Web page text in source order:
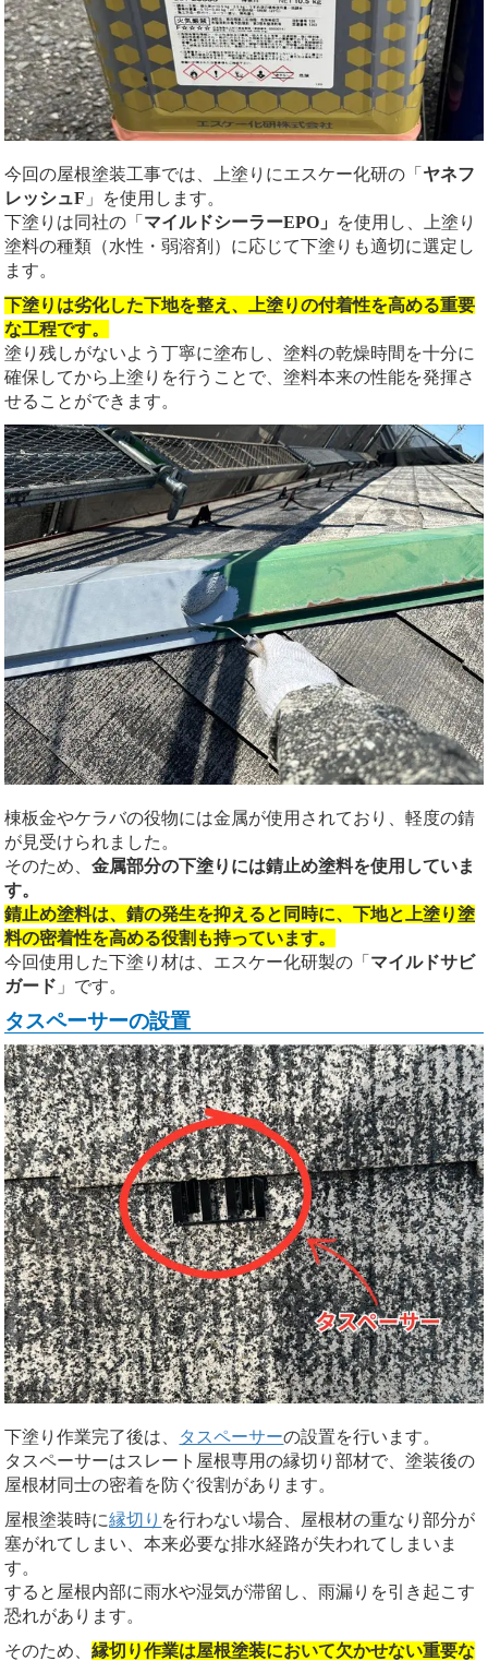
今回の屋根塗装工事では、上塗りにエスケー化研の「 ヤネフ
レッシュF 」を使用します。
下塗りは同社の「 マイルドシーラーEPO」 を使用し、上塗り
塗料の種類（水性・弱溶剤）に応じて下塗りも適切に選定し
ます。
下塗りは劣化した下地を整え、上塗りの付着性を高める重要
な工程です。
塗り残しがないよう丁寧に塗布し、塗料の乾燥時間を十分に
確保してから上塗りを行うことで、塗料本来の性能を発揮さ
せることができます。
棟板金やケラバの役物には金属が使用されており、軽度の錆
が見受けられました。
そのため、金属部分の下塗りには錆止め塗料を使用していま
す。
錆止め塗料は、錆の発生を抑えると同時に、下地と上塗り塗
料の密着性を高める役割も持っています。
今回使用した下塗り材は、エスケー化研製の「 マイルドサビ
ガード 」です。
タスペーサーの設置
下塗り作業完了後は、 タスペーサーの設置を行います。
タスペーサーはスレート屋根専用の縁切り部材で、塗装後の
屋根材同士の密着を防ぐ役割があります。
屋根塗装時に縁切り を行わない場合、屋根材の重なり部分が
塞がれてしまい、本来必要な排水経路が失われてしまいま
す。
すると屋根内部に雨水や湿気が滞留し、雨漏りを引き起こす
恐れがあります。
そのため、縁切り作業は屋根塗装において欠かせない重要な